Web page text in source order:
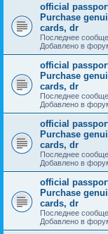
official
Purchase
cards, dr
Последнее
Добавлено в
official
Purchase
cards, dr
Последнее
Добавлено в
official
Purchase
cards, dr
Последнее
Добавлено в
official
Purchase
cards, dr
Последнее
Добавлено в